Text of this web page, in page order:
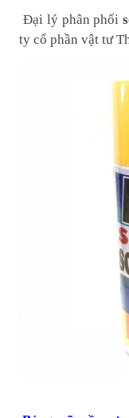
Đại lý phân phối
ty cổ phần vật tư